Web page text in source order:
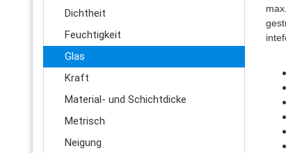
Dichtheit
Feuchtigkeit
Glas
Kraft
Material- und Schichtdicke
Metrisch
Neigung